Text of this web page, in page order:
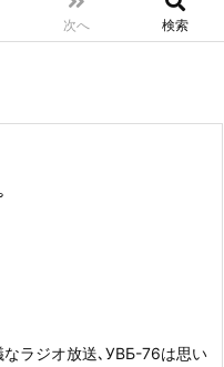
次へ 検索
なラジオ放送､УВБ-76は思い